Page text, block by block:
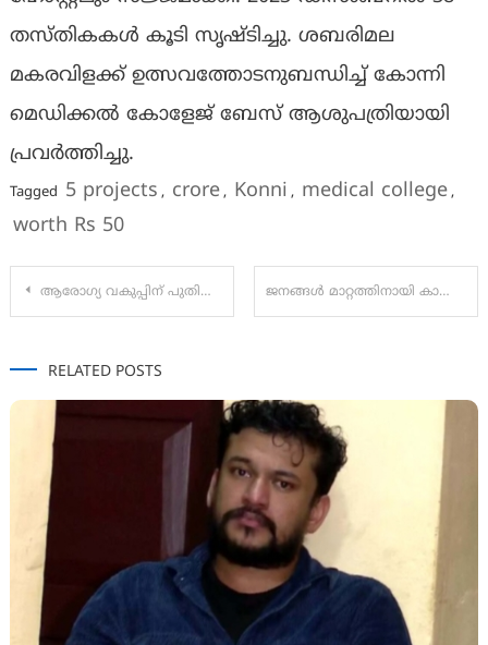
തസ്തികകള്‍ കൂടി സൃഷ്ടിച്ചു. ശബരിമല
മകരവിളക്ക് ഉത്സവത്തോടനുബന്ധിച്ച് കോന്നി
മെഡിക്കല്‍ കോളേജ് ബേസ് ആശുപത്രിയായി
പ്രവര്‍ത്തിച്ചു.
Tagged 5 projects , crore, Konni , medical college,
worth Rs 50
Post
ആരോഗ്യ വകുപ്പിന് പുതിയ വെബ് പോര്‍ട്ടല്‍ ജനങ്ങൾ മാറ്റത്തിനായി കാത്തിരിക്കുന്നു; രാഷ്ട്രീയ ലോക്ദൾ ദേശീയ ജനറൽ സെക്രട്ടറി ത്രിലോക് ത്യാഗി
RELATED POSTS